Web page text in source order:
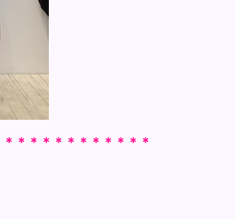
＊＊＊＊＊＊＊＊＊＊＊